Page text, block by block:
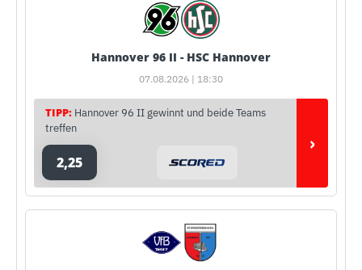
Hannover 96 II - HSC Hannover
07.08.2026 | 18:30
TIPP: Hannover 96 II gewinnt und beide Teams
treffen
2,25
›